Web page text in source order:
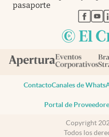
pasaporte
abre
ContactoCanales de
Portal de
Copyright
Todos los